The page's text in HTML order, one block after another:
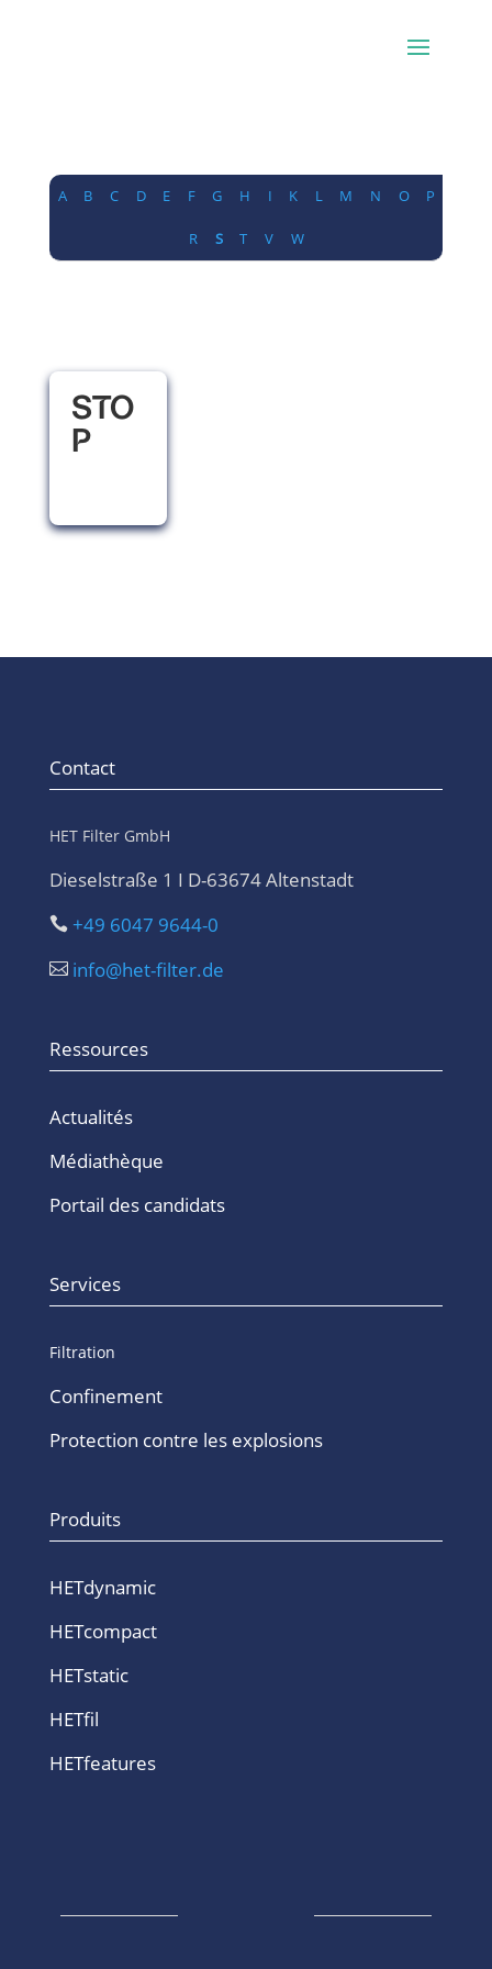
A B C D E F G H I K L M N O P
R S T V W
STO
P
Contact
HET Filter GmbH
Dieselstraße 1 I D-63674 Altenstadt
 +49 6047 9644-0
 info@het-filter.de
Ressources
Actualités
Médiathèque
Portail des candidats
Services
Filtration
Confinement
Protection contre les explosions
Produits
HETdynamic
HETcompact
HETstatic
HETfil
HETfeatures